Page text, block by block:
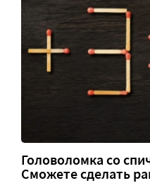
Головоломка со
Сможете сделать